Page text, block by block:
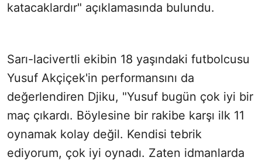
katacaklardır" açıklamasında bulundu.
Sarı-lacivertli ekibin 18 yaşındaki futbolcusu
Yusuf Akçiçek'in performansını da
değerlendiren Djiku, "Yusuf bugün çok iyi bir
maç çıkardı. Böylesine bir rakibe karşı ilk 11
oynamak kolay değil. Kendisi tebrik
ediyorum, çok iyi oynadı. Zaten idmanlarda